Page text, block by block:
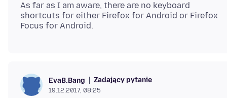
As far as I am aware, there are no keyboard
shortcuts for either Firefox for Android or Firefox
EvaB.Bang Zadający pytanie
19.12.2017, 08:25